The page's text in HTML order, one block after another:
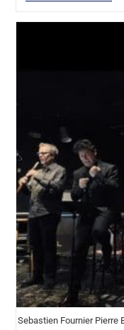
Sebastien Fournier Pierre